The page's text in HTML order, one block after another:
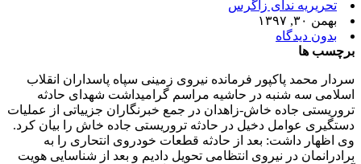
تحریریه ندای زاگرس
بهمن ۳۰, ۱۳۹۷
بدون دیدگاه
برچسب ها
سردار محمد پاکپور فرمانده نیروی زمینی سپاه پاسداران انقلاب
اسلامی سه شنبه در حاشیه مراسم گرامیداشت شهدای حادثه
تروریستی جاده خاش-زاهدان در جمع خبرنگاران جزییاتی از عملیات
دستگیری عوامل دخیل در حادثه تروریستی جاده خاش را بیان کرد.
وی اظهار داشت: بعد از حادثه قطعات خودروی انتحاری را به
برادرانمان در نیروی انتظامی تحویل دادیم و بعد از شناسایی هویت